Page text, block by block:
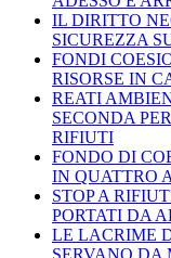
IL DIRITTO
SICUREZZA
FONDI
RISORSE IN
REATI
SECONDA
RIFIUTI
FONDO DI
IN QUATTRO
STOP A
PORTATI DA
LE LACRIME
SERVANO DA